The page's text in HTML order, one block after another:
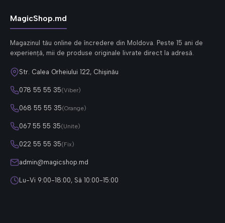
MagicShop.md
Magazinul tău online de încredere din Moldova. Peste 15 ani de
experiență, mii de produse originale livrate direct la adresă.
Str. Calea Orheiului 122, Chișinău
078 55 55 35(Viber)
068 55 55 35(Orange)
067 55 55 35(Unite)
022 55 55 35(Fix)
admin@magicshop.md
Lu-Vi 9:00-18:00, Sâ 10:00-15:00